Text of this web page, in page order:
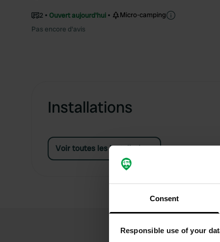
Consent
Responsible use of your
2 Ouvert aujourd'hui
Micro-camping
Pas encore d'avis
Installations
Voir toutes les installations